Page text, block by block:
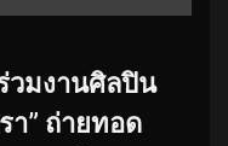
วมงานศิลปิน
” ถ่ายทอด